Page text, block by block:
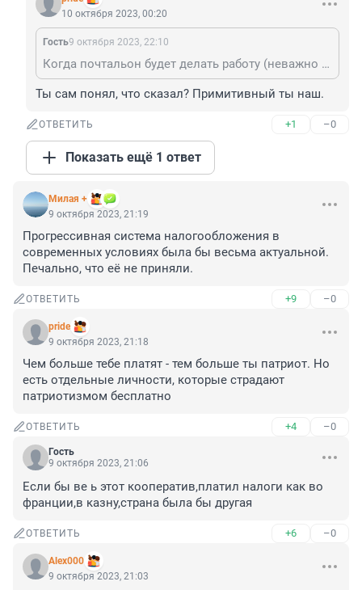
10 октября 2023, 00:20
Гость9 октября 2023, 22:10
Когда почтальон будет делать работу (неважно криминал или нет там отвественность гораздо жёстче) тогда и будете роток раззевать. А пока на самой тупой и примитивной работе паразитируете вот вам корм из фуражного зерна.
Ты сам понял, что сказал? Примитивный ты наш.
ОТВЕТИТЬ +1 –0
Показать ещё 1 ответ
Милая +
9 октября 2023, 21:19
Прогрессивная система налогообложения в
современных условиях была бы весьма актуальной.
Печально, что её не приняли.
ОТВЕТИТЬ +9 –0
pride
9 октября 2023, 21:18
Чем больше тебе платят - тем больше ты патриот. Но
есть отдельные личности, которые страдают
патриотизмом бесплатно
ОТВЕТИТЬ +4 –0
Гость
9 октября 2023, 21:06
Если бы ве ь этот кооператив,платил налоги как во
франции,в казну,страна была бы другая
ОТВЕТИТЬ +6 –0
Alex000
9 октября 2023, 21:03